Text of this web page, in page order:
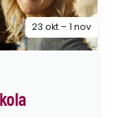
23 okt – 1 nov